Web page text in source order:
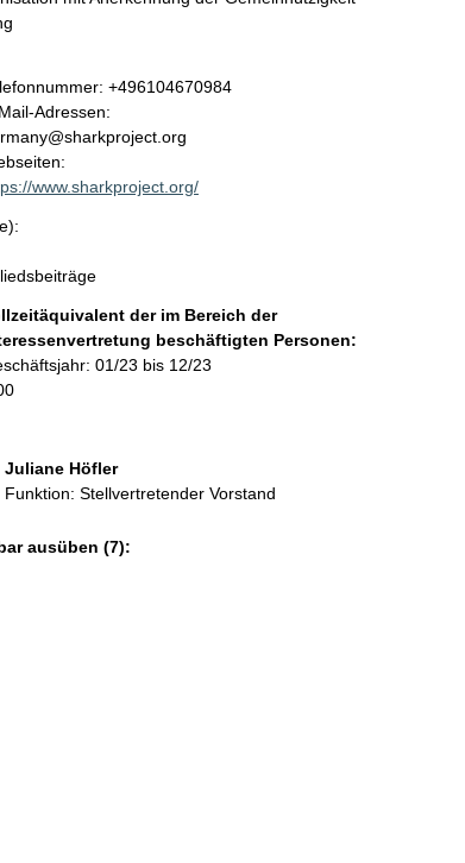
+496104670984
Adressen:
www.sharkproject.org/
der im Bereich der
beschäftigten Personen:
01/23 bis 12/23
Juliane Höfler
Funktion: Stellvertretender Vorstand
ausüben (7):